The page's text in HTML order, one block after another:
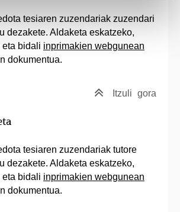
tesiaren zuzendariak zuzendari
dezakete. Aldaketa eskatzeko,
eta bidali inprimakien webgunean
dokumentua.
Itzuli gora
tesiaren zuzendariak tutore
dezakete. Aldaketa eskatzeko,
eta bidali inprimakien webgunean
dokumentua.